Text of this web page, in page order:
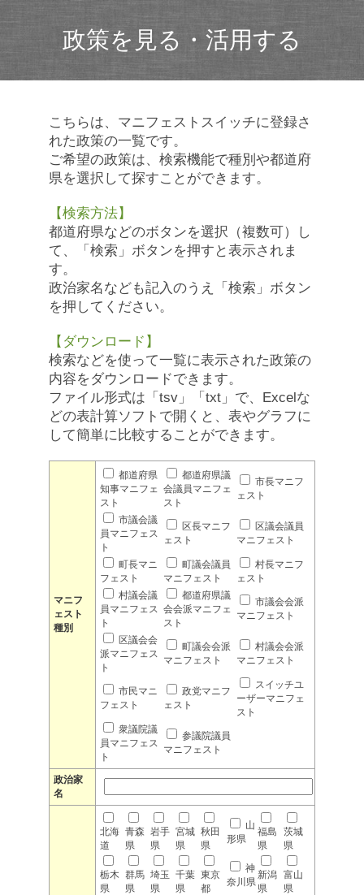
政策を見る・活用する
こちらは、マニフェストスイッチに登録さ
れた政策の一覧です。
ご希望の政策は、検索機能で種別や都道府
県を選択して探すことができます。
【検索方法】
都道府県などのボタンを選択（複数可）し
て、「検索」ボタンを押すと表示されま
す。
政治家名なども記入のうえ「検索」ボタン
を押してください。
【ダウンロード】
検索などを使って一覧に表示された政策の
内容をダウンロードできます。
ファイル形式は「tsv」「txt」で、Excelな
どの表計算ソフトで開くと、表やグラフに
して簡単に比較することができます。
マニフ
ェスト
種別
都道府県
知事マニフェ
スト
都道府県議
会議員マニフェ
スト
市長マニフ
ェスト
市議会議
員マニフェス
ト
区長マニフ
ェスト
区議会議員
マニフェスト
町長マニ
フェスト
町議会議員
マニフェスト
村長マニフ
ェスト
村議会議
員マニフェス
ト
都道府県議
会会派マニフェ
スト
市議会会派
マニフェスト
区議会会
派マニフェス
ト
町議会会派
マニフェスト
村議会会派
マニフェスト
市民マニ
フェスト
政党マニフ
ェスト
スイッチユ
ーザーマニフェ
スト
衆議院議
員マニフェス
ト
参議院議員
マニフェスト
政治家
名
北海
道
青森
県
岩手
県
宮城
県
秋田
県
山
形県
福島
県
茨城
県
栃木
県
群馬
県
埼玉
県
千葉
県
東京
都
神
奈川県
新潟
県
富山
県